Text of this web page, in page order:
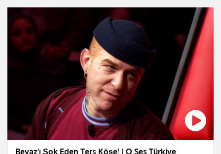
Beyaz'ı Şok Eden Ters Köşe! | O Ses Türkiye